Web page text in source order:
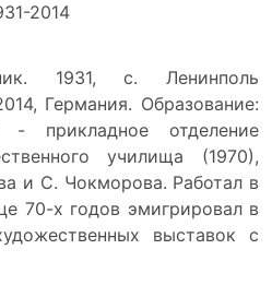
2014
1931, с. Ленинполь
Германия. Образование:
- прикладное отделение
училища (1970),
и С. Чокморова. Работал в
70-х годов эмигрировал в
выставок с